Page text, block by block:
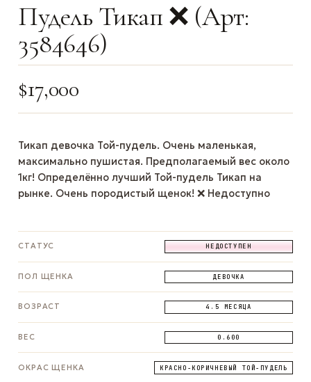
Пудель Тикап ❌ (Арт:
3584646)
$17,000
Тикап девочка Той-пудель. Очень маленькая,
максимально пушистая. Предполагаемый вес около
1кг! Определённо лучший Той-пудель Тикап на
рынке. Очень породистый щенок! ❌ Недоступно
СТАТУС НЕДОСТУПЕН
ПОЛ ЩЕНКА ДЕВОЧКА
ВОЗРАСТ 4.5 МЕСЯЦА
ВЕС 0.600
ОКРАС ЩЕНКА КРАСНО-КОРИЧНЕВЫЙ ТОЙ-ПУДЕЛЬ